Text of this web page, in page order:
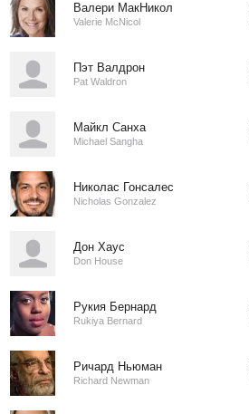
Валери МакНикол
Valerie McNicol
Пэт Валдрон
Pat Waldron
Майкл Санха
Michael Sangha
Николас Гонсалес
Nicholas Gonzalez
Дон Хаус
Don House
Рукия Бернард
Rukiya Bernard
Ричард Ньюман
Richard Newman